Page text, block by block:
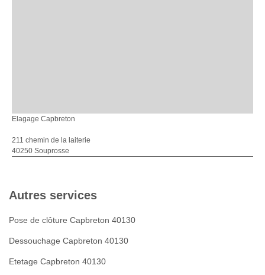
Elagage Capbreton
211 chemin de la laiterie
40250 Souprosse
Autres services
Pose de clôture Capbreton 40130
Dessouchage Capbreton 40130
Etetage Capbreton 40130